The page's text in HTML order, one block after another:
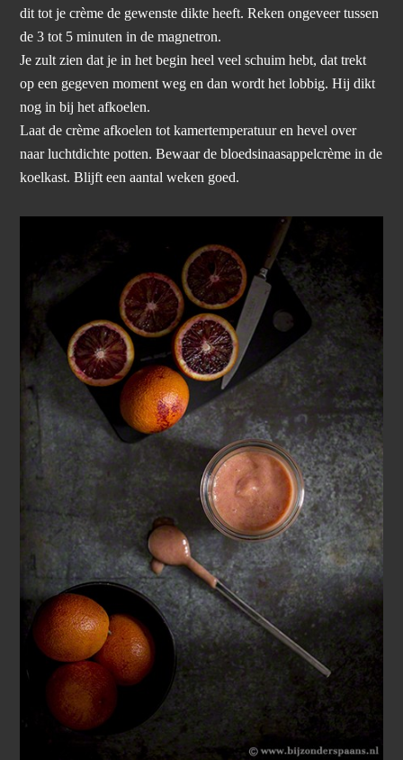
dit tot je crème de gewenste dikte heeft. Reken ongeveer tussen
de 3 tot 5 minuten in de magnetron.
Je zult zien dat je in het begin heel veel schuim hebt, dat trekt
op een gegeven moment weg en dan wordt het lobbig. Hij dikt
nog in bij het afkoelen.
Laat de crème afkoelen tot kamertemperatuur en hevel over
naar luchtdichte potten. Bewaar de bloedsinaasappelcrème in de
koelkast. Blijft een aantal weken goed.